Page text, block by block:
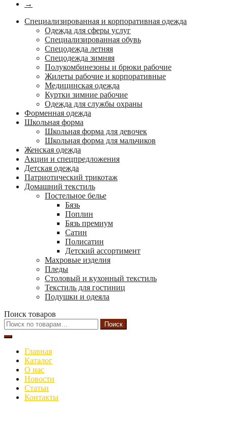
→
Специализированная и корпоративная одежда
Одежда для сферы услуг
Специализированная обувь
Спецодежда летняя
Спецодежда зимняя
Полукомбинезоны и брюки рабочие
Жилеты рабочие и корпоративные
Медицинская одежда
Куртки зимние рабочие
Одежда для службы охраны
Форменная одежда
Школьная форма
Школьная форма для девочек
Школьная форма для мальчиков
Женская одежда
Акции и спецпредложения
Детская одежда
Патриотический трикотаж
Домашний текстиль
Постельное белье
Бязь
Поплин
Бязь премиум
Сатин
Полисатин
Детский ассортимент
Махровые изделия
Пледы
Столовый и кухонный текстиль
Текстиль для гостиниц
Подушки и одеяла
Поиск товаров
Искать:
Поиск
Главная
Каталог
О нас
Новости
Статьи
Контакты